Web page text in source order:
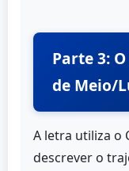
Parte 3:
de Meio/
A letra utiliza o
descrever o